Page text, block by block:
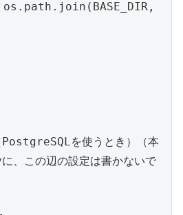
を使うとき）（本
この辺の設定は書かないで